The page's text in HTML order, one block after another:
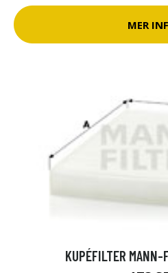
MER
KUPÉFILTER